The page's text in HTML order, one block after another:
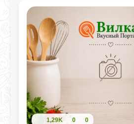
1,29K 0 0